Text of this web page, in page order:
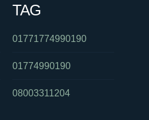
TAG
01771774990190
01774990190
08003311204